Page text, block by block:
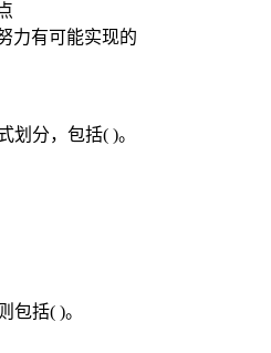
力有可能实现的
划分，包括( )。
包括( )。